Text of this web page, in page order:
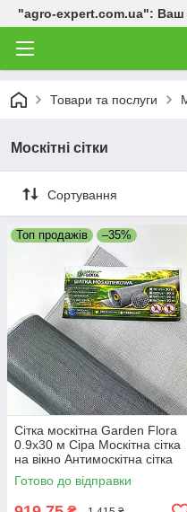
"agro-expert.com.ua": Ваш
Товари та послуги
Москітні сітки
Сортування
Топ продажів –35%
Сітка москітна Garden Flora
0.9х30 м Сіра Москітна сітка
на вікно Антимоскітна сітка
Протимоскітна сітка
Готово до відправки